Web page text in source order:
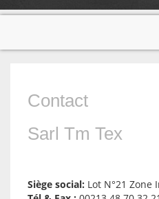
Contact
Sarl Tm Tex
Siège social: Lot N°21 Zone